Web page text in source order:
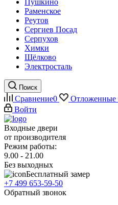
Пушкино
Раменское
Реутов
Сергиев Посад
Серпухов
Химки
Щёлково
Электросталь
Поиск
Сравнение0 Отложенные
Войти
Входные двери
от производителя
Режим работы:
9.00 - 21.00
Без выходных
Бесплатный замер
+7 499 653-59-50
Обратный звонок